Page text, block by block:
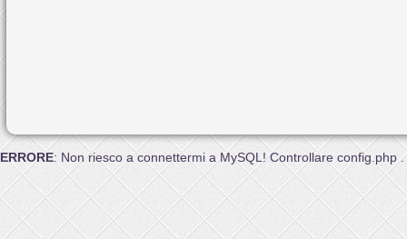
ERRORE: Non riesco a connettermi a MySQL! Controllare config.php .